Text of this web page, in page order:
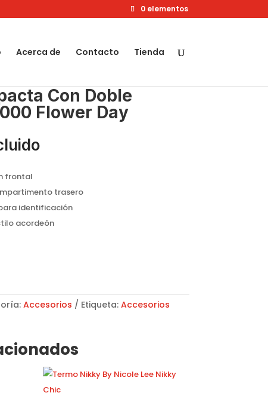
0 elementos
Acerca de Contacto Tienda
Con Doble
Flower Day
frontal
trasero
identificación
acordeón
Accesorios Etiqueta: Accesorios